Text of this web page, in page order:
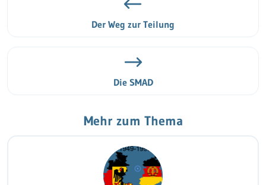
Der Weg zur Teilung
Die SMAD
Mehr zum Thema